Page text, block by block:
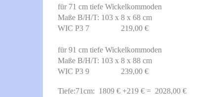
für 71 cm tiefe Wickelkommoden
Maße B/H/T: 103 x 8 x 68 cm
WIC P3 7 219,00 €
für 91 cm tiefe Wickelkommoden
Maße B/H/T: 103 x 8 x 88 cm
WIC P3 9 239,00 €
Tiefe:71cm: 1809 € +219 € = 2028,00 €